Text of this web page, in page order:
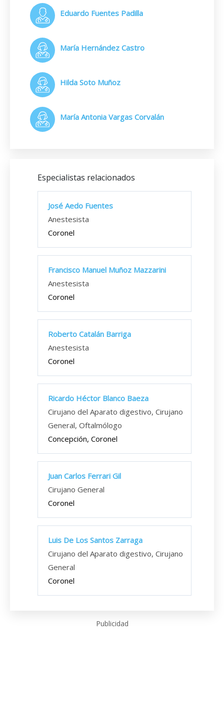
Eduardo Fuentes Padilla
María Hernández Castro
Hilda Soto Muñoz
María Antonia Vargas Corvalán
Especialistas relacionados
José Aedo Fuentes
Anestesista
Coronel
Francisco Manuel Muñoz Mazzarini
Anestesista
Coronel
Roberto Catalán Barriga
Anestesista
Coronel
Ricardo Héctor Blanco Baeza
Cirujano del Aparato digestivo, Cirujano
General, Oftalmólogo
Concepción, Coronel
Juan Carlos Ferrari Gil
Cirujano General
Coronel
Luis De Los Santos Zarraga
Cirujano del Aparato digestivo, Cirujano
General
Coronel
Publicidad